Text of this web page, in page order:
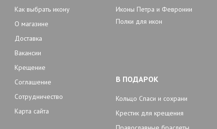
Как выбрать икону
О магазине
Доставка
Вакансии
Крещение
Соглашение
Сотрудничество
Карта сайта
Иконы Петра и Февронии
Полки для икон
В ПОДАРОК
Кольцо Спаси и сохрани
Крестик для крещения